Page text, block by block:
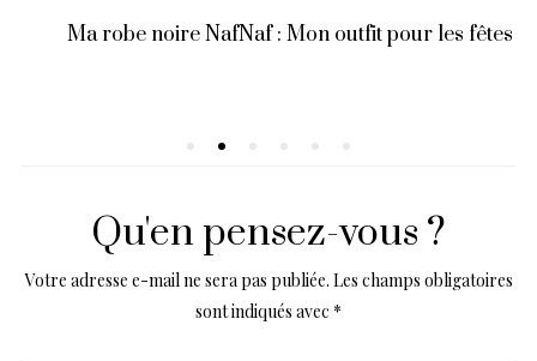
Ma robe noire NafNaf : Mon outfit pour les fêtes
Qu'en pensez-vous ?
Votre adresse e-mail ne sera pas publiée. Les champs obligatoires
sont indiqués avec *